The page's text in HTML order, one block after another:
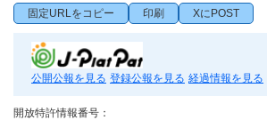
固定URLをコピー 印刷 XにPOST
公開公報を見る 登録公報を見る 経過情報を見る
開放特許情報番号：